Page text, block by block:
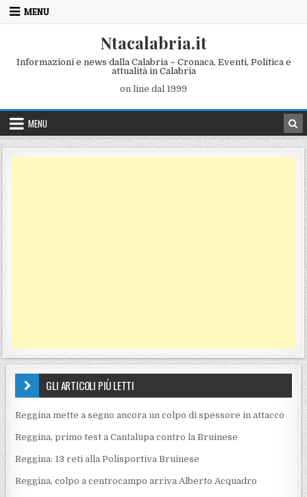
Skip to content
MENU
Ntacalabria.it
Informazioni e news dalla Calabria – Cronaca, Eventi, Politica e
attualità in Calabria
on line dal 1999
MENU
GLI ARTICOLI PIÙ LETTI
Reggina mette a segno ancora un colpo di spessore in attacco
Reggina, primo test a Cantalupa contro la Bruinese
Reggina: 13 reti alla Polisportiva Bruinese
Reggina, colpo a centrocampo arriva Alberto Acquadro